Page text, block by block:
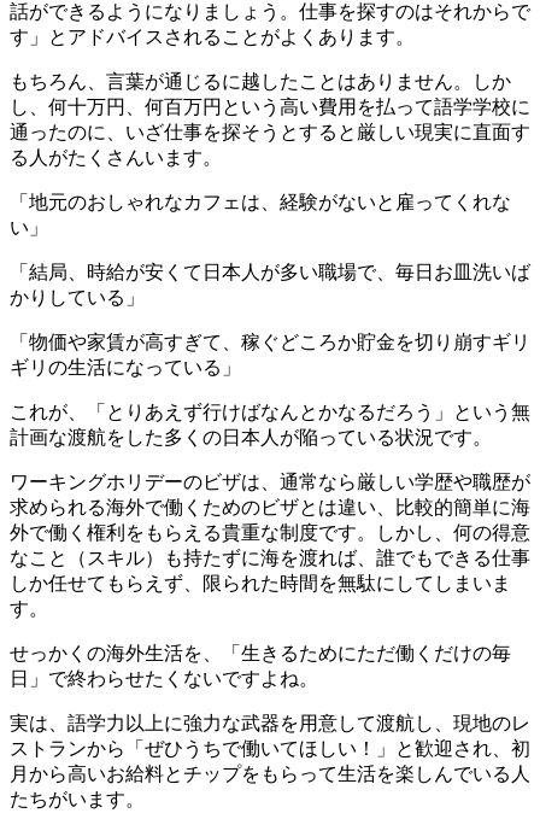
話ができるようになりましょう。仕事を探すのはそれからで
す」とアドバイスされることがよくあります。
もちろん、言葉が通じるに越したことはありません。しか
し、何十万円、何百万円という高い費用を払って語学学校に
通ったのに、いざ仕事を探そうとすると厳しい現実に直面す
る人がたくさんいます。
「地元のおしゃれなカフェは、経験がないと雇ってくれな
い」
「結局、時給が安くて日本人が多い職場で、毎日お皿洗いば
かりしている」
「物価や家賃が高すぎて、稼ぐどころか貯金を切り崩すギリ
ギリの生活になっている」
これが、「とりあえず行けばなんとかなるだろう」という無
計画な渡航をした多くの日本人が陥っている状況です。
ワーキングホリデーのビザは、通常なら厳しい学歴や職歴が
求められる海外で働くためのビザとは違い、比較的簡単に海
外で働く権利をもらえる貴重な制度です。しかし、何の得意
なこと（スキル）も持たずに海を渡れば、誰でもできる仕事
しか任せてもらえず、限られた時間を無駄にしてしまいま
す。
せっかくの海外生活を、「生きるためにただ働くだけの毎
日」で終わらせたくないですよね。
実は、語学力以上に強力な武器を用意して渡航し、現地のレ
ストランから「ぜひうちで働いてほしい！」と歓迎され、初
月から高いお給料とチップをもらって生活を楽しんでいる人
たちがいます。